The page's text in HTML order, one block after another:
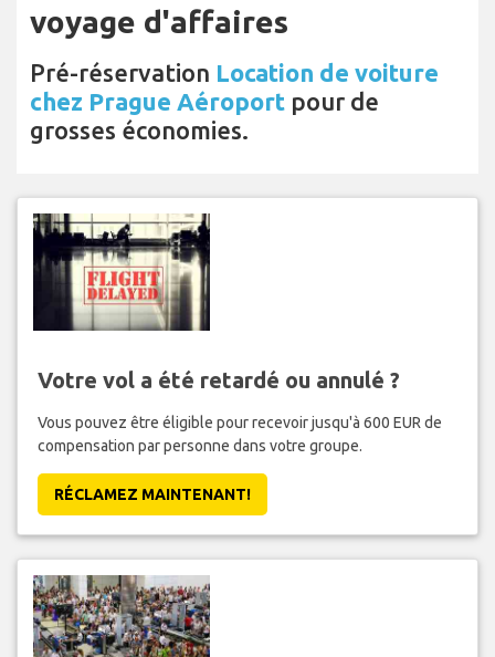
voyage d'affaires
Pré-réservation Location de voiture
chez Prague Aéroport pour de
grosses économies.
Votre vol a été retardé ou annulé ?
Vous pouvez être éligible pour recevoir jusqu'à 600 EUR de
compensation par personne dans votre groupe.
RÉCLAMEZ MAINTENANT!